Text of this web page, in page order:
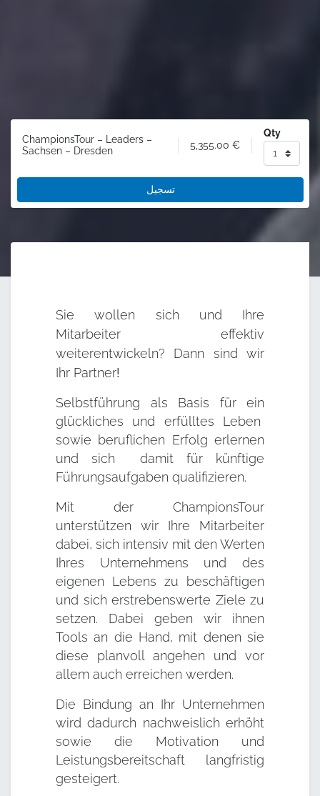
ChampionsTour – Leaders –
Sachsen – Dresden
5,355.00 €
Qty
تسجيل
Sie wollen sich und Ihre
Mitarbeiter effektiv
weiterentwickeln? Dann sind wir
Ihr Partner!
Selbstführung als Basis für ein
glückliches und erfülltes Leben
sowie beruflichen Erfolg erlernen
und sich damit für künftige
Führungsaufgaben qualifizieren.
Mit der ChampionsTour
unterstützen wir Ihre Mitarbeiter
dabei, sich intensiv mit den Werten
Ihres Unternehmens und des
eigenen Lebens zu beschäftigen
und sich erstrebenswerte Ziele zu
setzen. Dabei geben wir ihnen
Tools an die Hand, mit denen sie
diese planvoll angehen und vor
allem auch erreichen werden.
Die Bindung an Ihr Unternehmen
wird dadurch nachweislich erhöht
sowie die Motivation und
Leistungsbereitschaft langfristig
gesteigert.